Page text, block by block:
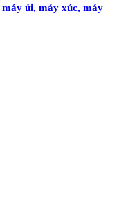
ủi, máy xúc, máy